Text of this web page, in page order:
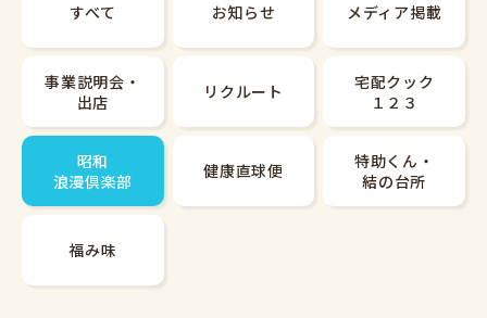
すべて お知らせ メディア掲載
事業説明会・
出店
リクルート
宅配クック
１２３
昭和
浪漫倶楽部
健康直球便
特助くん・
結の台所
福み味